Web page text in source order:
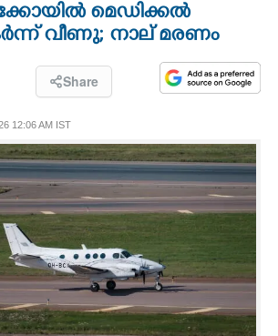
മെഡിക്കൽ
വീണു; നാല് മരണം
Share
12:06 AM IST